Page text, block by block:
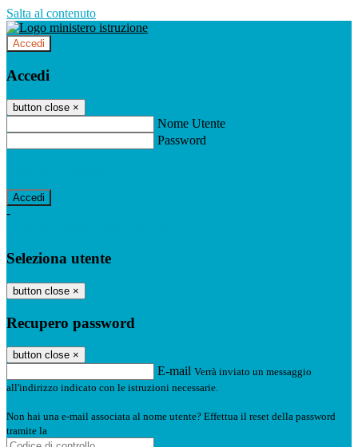
Salta al contenuto
Accedi
Accedi
button close ×
Nome Utente
Password
-
Seleziona utente
button close ×
Recupero password
button close ×
E-mail Verrà inviato un messaggio
all'indirizzo indicato con le istruzioni necessarie.
Non hai una e-mail associata al nome utente? Effettua il reset della password
tramite la